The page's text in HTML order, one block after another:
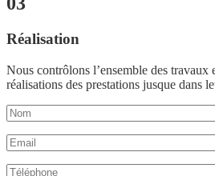
Réalisation
Nous contrôlons l’ensemble des travaux
réalisations des prestations jusque dans